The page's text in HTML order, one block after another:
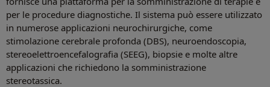
per le procedure diagnostiche. Il sistema può essere utilizzato
in numerose applicazioni neurochirurgiche, come
stimolazione cerebrale profonda (DBS), neuroendoscopia,
stereoelettroencefalografia (SEEG), biopsie e molte altre
applicazioni che richiedono la somministrazione
stereotassica.